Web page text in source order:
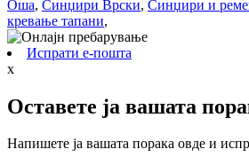
Оша, Синџири Врски, Синџири и
кревање тапани,
Испрати е-пошта
x
Оставете ја вашата
Напишете ја вашата порака овде и